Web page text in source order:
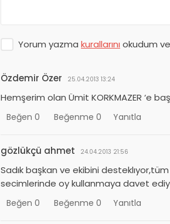
Yorum yazma kurallarını okudum
Özdemir Özer 25.04.2013 13:24
Hemşerim olan Ümit KORKMAZER ‘e
Beğen 0 Beğenme 0 Yanıtla
gözlükçü ahmet 24.04.2013 21:56
Sadık başkan ve ekibini
secimlerinde oy kullanmaya davet
Beğen 0 Beğenme 0 Yanıtla